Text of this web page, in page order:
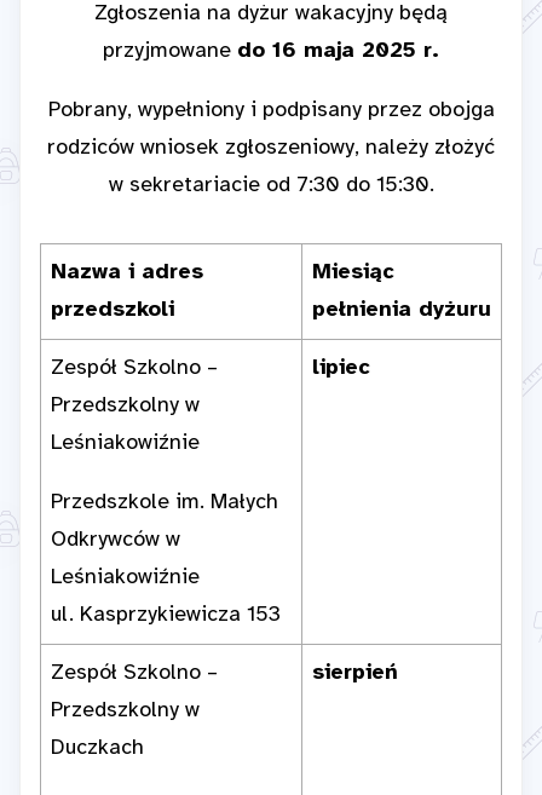
Zgłoszenia na dyżur wakacyjny będą
przyjmowane do 16 maja 2025 r.
Pobrany, wypełniony i podpisany przez obojga
rodziców wniosek zgłoszeniowy, należy złożyć
w sekretariacie od 7:30 do 15:30.
Nazwa i adres
przedszkoli
Miesiąc
pełnienia dyżuru
Zespół Szkolno –
Przedszkolny w
Leśniakowiźnie
Przedszkole im. Małych
Odkrywców w
Leśniakowiźnie
ul. Kasprzykiewicza 153
lipiec
Zespół Szkolno –
Przedszkolny w
Duczkach
sierpień